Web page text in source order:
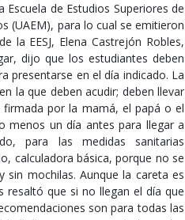
de Estudios Superiores de
(UAEM), para lo cual se emitieron
la EESJ, Elena Castrejón Robles,
dijo que los estudiantes deben
presentarse en el día indicado. La
la que deben acudir; deben llevar
firmada por la mamá, el papá o el
menos un día antes para llegar a
para las medidas sanitarias
calculadora básica, porque no se
mochilas. Aunque la careta es
resaltó que si no llegan el día que
son para todas las